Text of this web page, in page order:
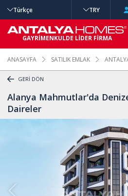
ANASAYFA SATILIK EMLAK
GERİ DÖN
Alanya Mahmutlar'da
Daireler
Türkçe TRY
GAYRİMENKULDE LİDER FİRMA
GELİŞMİŞ
ARAMA